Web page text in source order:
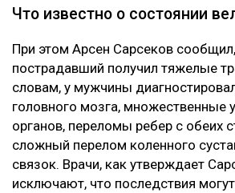
Что известно о состоянии
При этом Арсен Сарсеков
пострадавший получил тяжелые
словам, у мужчины
головного мозга, множественные
органов, переломы ребер с обеих
сложный перелом коленного
связок. Врачи, как утверждает
исключают, что последствия